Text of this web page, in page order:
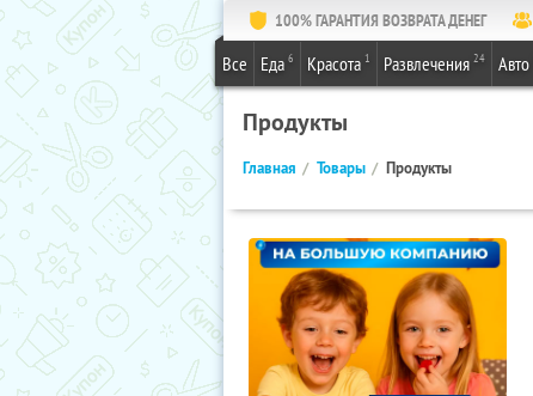
100% ГАРАНТИЯ ВОЗВРАТА ДЕНЕГ
Все Еда 6 Красота 1 Развлечения 24 Авто
Продукты
Главная Товары Продукты